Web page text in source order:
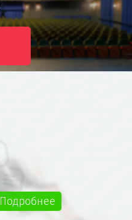
Подробнее